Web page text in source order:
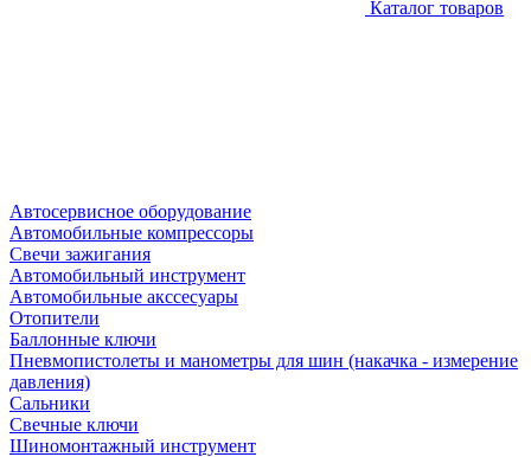
Каталог товаров
Автосервисное оборудование
Автомобильные компрессоры
Свечи зажигания
Автомобильный инструмент
Автомобильные акссесуары
Отопители
Баллонные ключи
Пневмопистолеты и манометры для шин (накачка - измерение
давления)
Сальники
Свечные ключи
Шиномонтажный инструмент